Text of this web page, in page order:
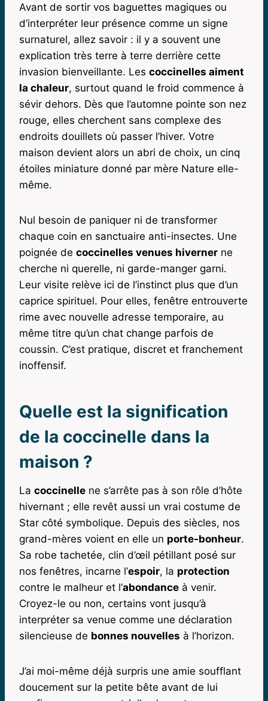
Avant de sortir vos baguettes magiques ou
d’interpréter leur présence comme un signe
surnaturel, allez savoir : il y a souvent une
explication très terre à terre derrière cette
invasion bienveillante. Les coccinelles aiment
la chaleur, surtout quand le froid commence à
sévir dehors. Dès que l’automne pointe son nez
rouge, elles cherchent sans complexe des
endroits douillets où passer l’hiver. Votre
maison devient alors un abri de choix, un cinq
étoiles miniature donné par mère Nature elle-
même.
Nul besoin de paniquer ni de transformer
chaque coin en sanctuaire anti-insectes. Une
poignée de coccinelles venues hiverner ne
cherche ni querelle, ni garde-manger garni.
Leur visite relève ici de l’instinct plus que d’un
caprice spirituel. Pour elles, fenêtre entrouverte
rime avec nouvelle adresse temporaire, au
même titre qu’un chat change parfois de
coussin. C’est pratique, discret et franchement
inoffensif.
Quelle est la signification
de la coccinelle dans la
maison ?
La coccinelle ne s’arrête pas à son rôle d’hôte
hivernant ; elle revêt aussi un vrai costume de
Star côté symbolique. Depuis des siècles, nos
grand-mères voient en elle un porte-bonheur.
Sa robe tachetée, clin d’œil pétillant posé sur
nos fenêtres, incarne l’espoir, la protection
contre le malheur et l’abondance à venir.
Croyez-le ou non, certains vont jusqu’à
interpréter sa venue comme une déclaration
silencieuse de bonnes nouvelles à l’horizon.
J’ai moi-même déjà surpris une amie soufflant
doucement sur la petite bête avant de lui